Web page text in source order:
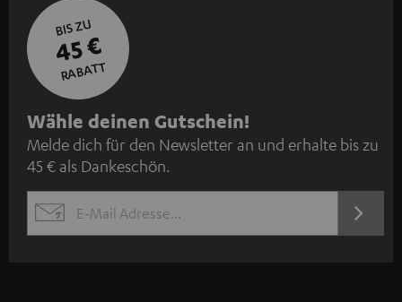
BIS ZU
45 €
RABATT
N
e
w
s
l
Wähle deinen Gutschein!
Melde dich für den Newsletter an und erhalte bis zu
45 € als Dankeschön.
EMAIL
JETZT